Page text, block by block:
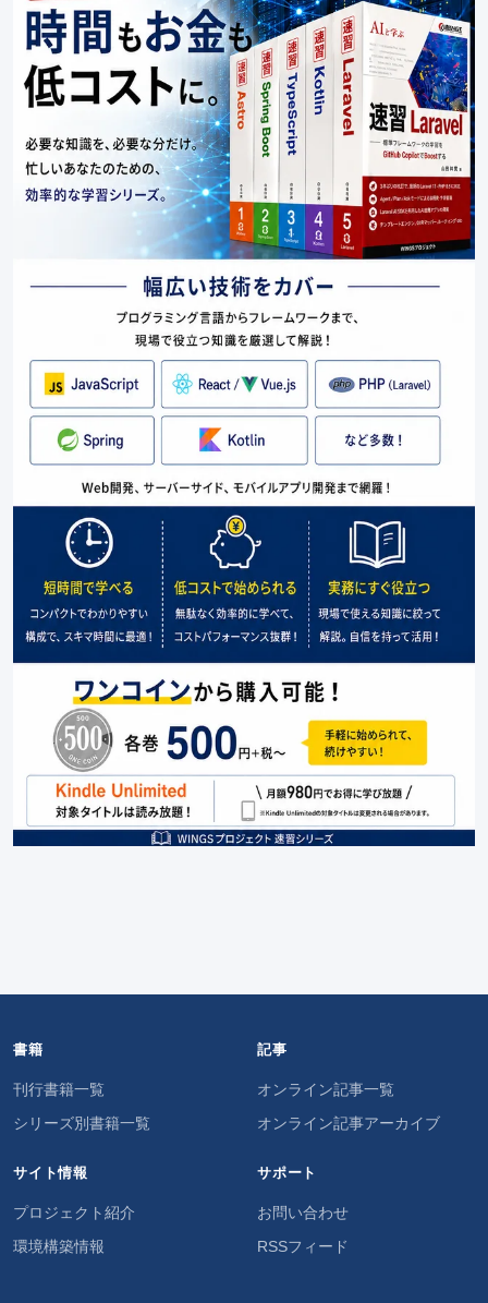
書籍
刊行書籍一覧
シリーズ別書籍一覧
記事
オンライン記事一覧
オンライン記事アーカイブ
サイト情報
プロジェクト紹介
環境構築情報
サポート
お問い合わせ
RSSフィード